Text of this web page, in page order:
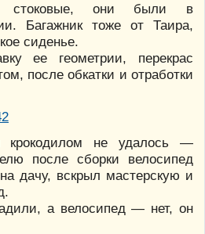
стоковые, они были в
Багажник тоже от Таира,
сиденье.
ее геометрии, перекрас
после обкатки и отработки
крокодилом не удалось —
после сборки велосипед
дачу, вскрыл мастерскую и
а велосипед — нет, он